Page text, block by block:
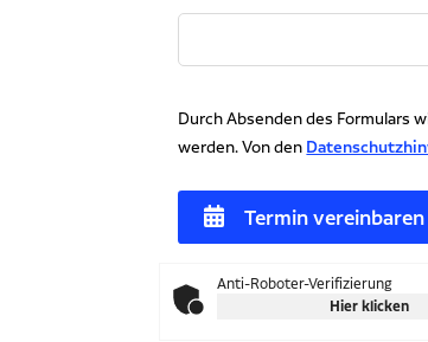
Durch Absenden des Formulars
werden. Von den
Anti-Roboter-Verifizierung
Hier klicken